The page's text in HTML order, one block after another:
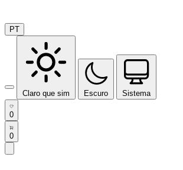
PT
Claro que sim Escuro Sistema
0
0